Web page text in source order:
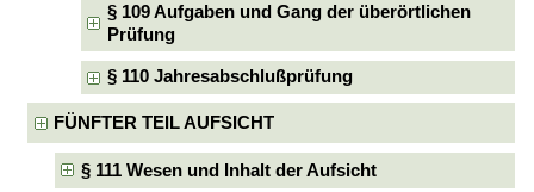
§ 109 Aufgaben und Gang der überörtlichen
Prüfung
§ 110 Jahresabschlußprüfung
FÜNFTER TEIL AUFSICHT
§ 111 Wesen und Inhalt der Aufsicht